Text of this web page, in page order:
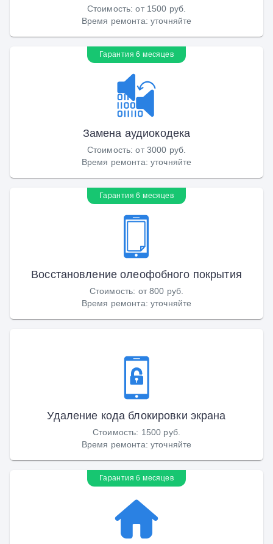
Стоимость:от 1500 руб.
Время ремонта: уточняйте
Гарантия 6 месяцев
Замена аудиокодека
Стоимость:от 3000 руб.
Время ремонта: уточняйте
Гарантия 6 месяцев
Восстановление олеофобного покрытия
Стоимость: от 800 руб.
Время ремонта: уточняйте
Удаление кода блокировки экрана
Стоимость: 1500 руб.
Время ремонта: уточняйте
Гарантия 6 месяцев